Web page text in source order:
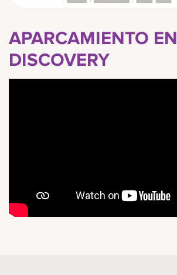
APARCAMIENTO EN
DISCOVERY